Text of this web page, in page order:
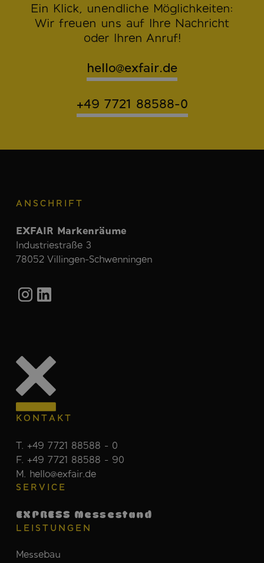
Ein Klick, unendliche Möglichkeiten:
Wir freuen uns auf Ihre Nachricht
oder Ihren Anruf!
hello@exfair.de
+49 7721 88588-0
ANSCHRIFT
EXFAIR Markenräume
Industriestraße 3
78052 Villingen-Schwenningen
KONTAKT
T. +49 7721 88588 - 0
F. +49 7721 88588 - 90
M. hello@exfair.de
SERVICE
EXPRESS Messestand
LEISTUNGEN
Messebau